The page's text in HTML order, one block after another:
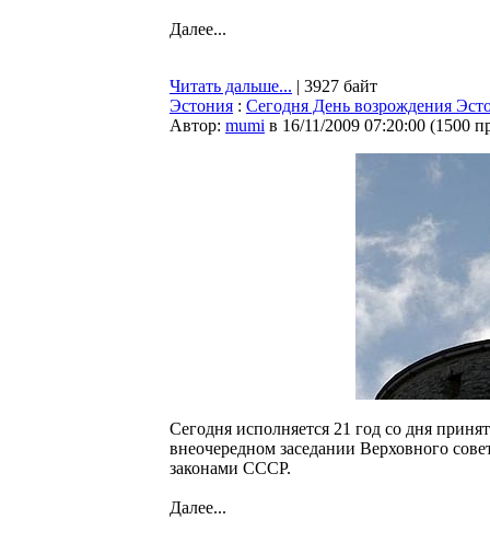
Далее...
Читать дальше... | 3927 байт
Эстония : Сегодня День возрождения
Автор: mumi в 16/11/2009 07:20:00 (1500
Сегодня исполняется 21 год со дня
внеочередном заседании Верховного
законами СССР.
Далее...